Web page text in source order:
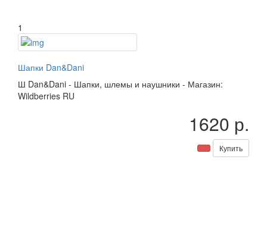
1
Шапки Dan&Dani
Ш Dan&Dani - Шапки, шлемы и наушники - Магазин:
Wildberries RU
1620 р.
Купить